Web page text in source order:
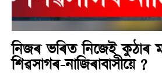
নিজৰ ভৰিত নিজেই কুঠাৰ
শিৱসাগৰ-নাজিৰাবাসীয়ে ?